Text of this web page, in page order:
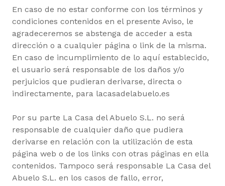
En caso de no estar conforme con los términos y
condiciones contenidos en el presente Aviso, le
agradeceremos se abstenga de acceder a esta
dirección o a cualquier página o link de la misma.
En caso de incumplimiento de lo aquí establecido,
el usuario será responsable de los daños y/o
perjuicios que pudieran derivarse, directa o
indirectamente, para lacasadelabuelo.es
Por su parte La Casa del Abuelo S.L. no será
responsable de cualquier daño que pudiera
derivarse en relación con la utilización de esta
página web o de los links con otras páginas en ella
contenidos. Tampoco será responsable La Casa del
Abuelo S.L. en los casos de fallo, error,